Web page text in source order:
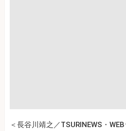
＜長谷川靖之／TSURINEWS・